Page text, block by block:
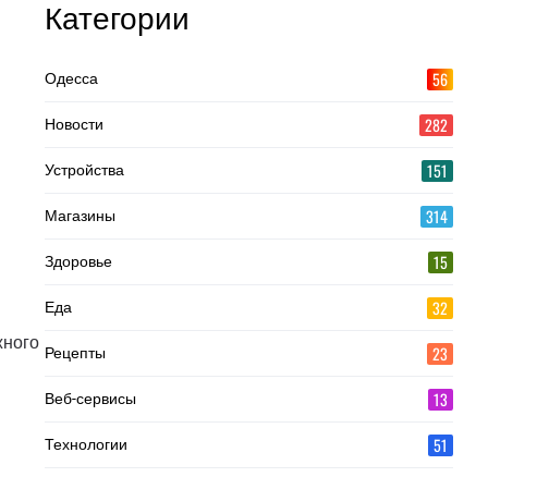
Категории
Одесса 56
Новости 282
Устройства 151
Магазины 314
Здоровье 15
Еда 32
Рецепты 23
Веб-сервисы 13
Технологии 51